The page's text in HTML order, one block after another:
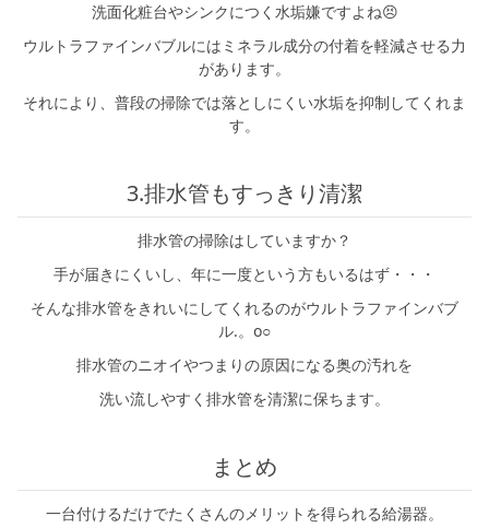
洗面化粧台やシンクにつく水垢嫌ですよね😣
ウルトラファインバブルにはミネラル成分の付着を軽減させる力
があります。
それにより、普段の掃除では落としにくい水垢を抑制してくれま
す。
3.排水管もすっきり清潔
排水管の掃除はしていますか？
手が届きにくいし、年に一度という方もいるはず・・・
そんな排水管をきれいにしてくれるのがウルトラファインバブ
ル.。o○
排水管のニオイやつまりの原因になる奥の汚れを
洗い流しやすく排水管を清潔に保ちます。
まとめ
一台付けるだけでたくさんのメリットを得られる給湯器。